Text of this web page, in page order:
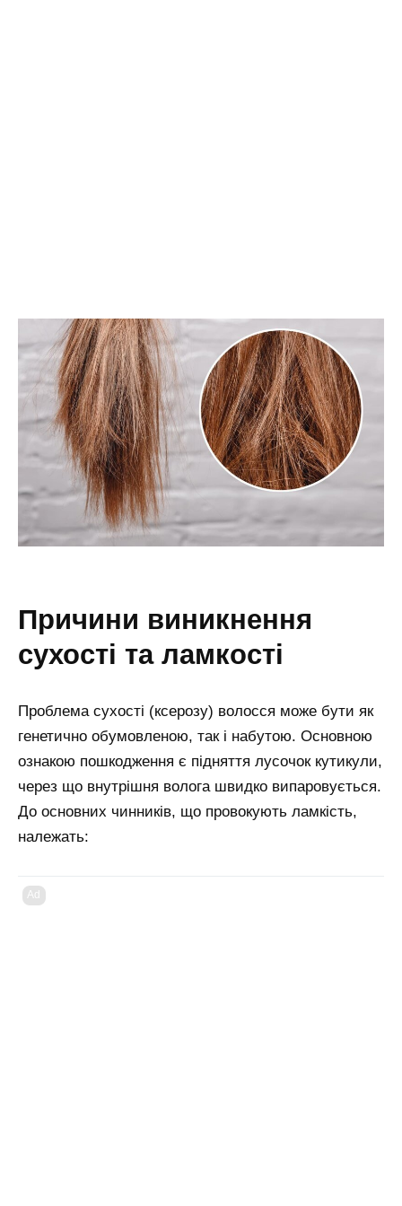
причини виникнення
сухості та ламкості
Проблема сухості (ксерозу) волосся може бути як
генетично обумовленою, так і набутою. Основною
ознакою пошкодження є підняття лусочок кутикули,
через що внутрішня волога швидко випаровується.
До основних чинників, що провокують ламкість,
належать:
Ad